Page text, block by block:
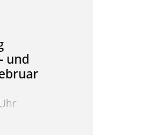
mit dem Ziel
und
Nah- und